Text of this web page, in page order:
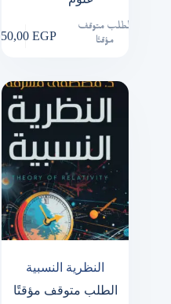
150,00EGP
الطلب متوقف
مؤقتًا
النظرية النسبية
الطلب متوقف مؤقتًا